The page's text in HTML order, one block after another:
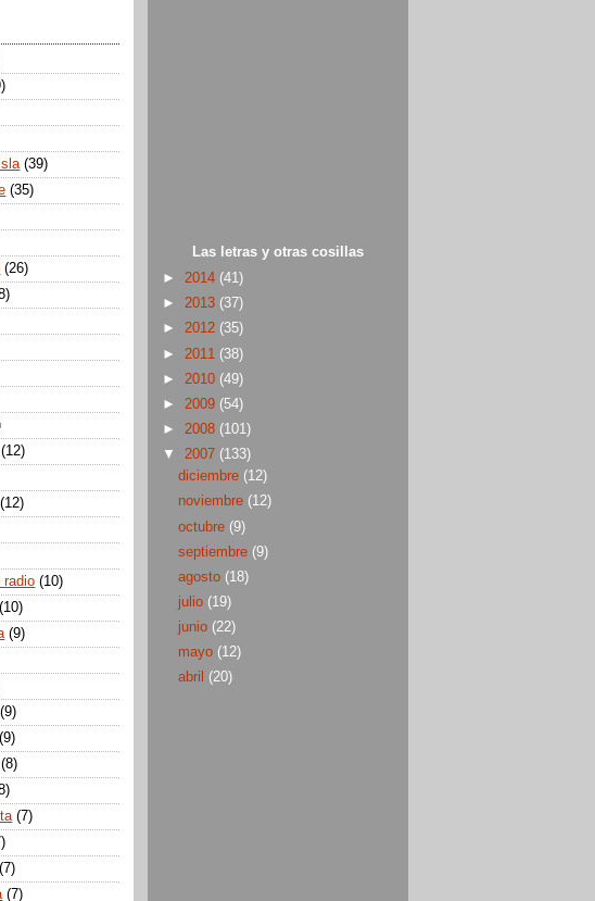
Las letras y otras cosillas
► 2014 (41)
► 2013 (37)
► 2012 (35)
► 2011 (38)
► 2010 (49)
► 2009 (54)
► 2008 (101)
▼ 2007 (133)
diciembre (12)
noviembre (12)
octubre (9)
septiembre (9)
agosto (18)
julio (19)
junio (22)
mayo (12)
abril (20)
(39)
(35)
(26)
(12)
(12)
radio (10)
(10)
(9)
(9)
(9)
(8)
(7)
(7)
(7)